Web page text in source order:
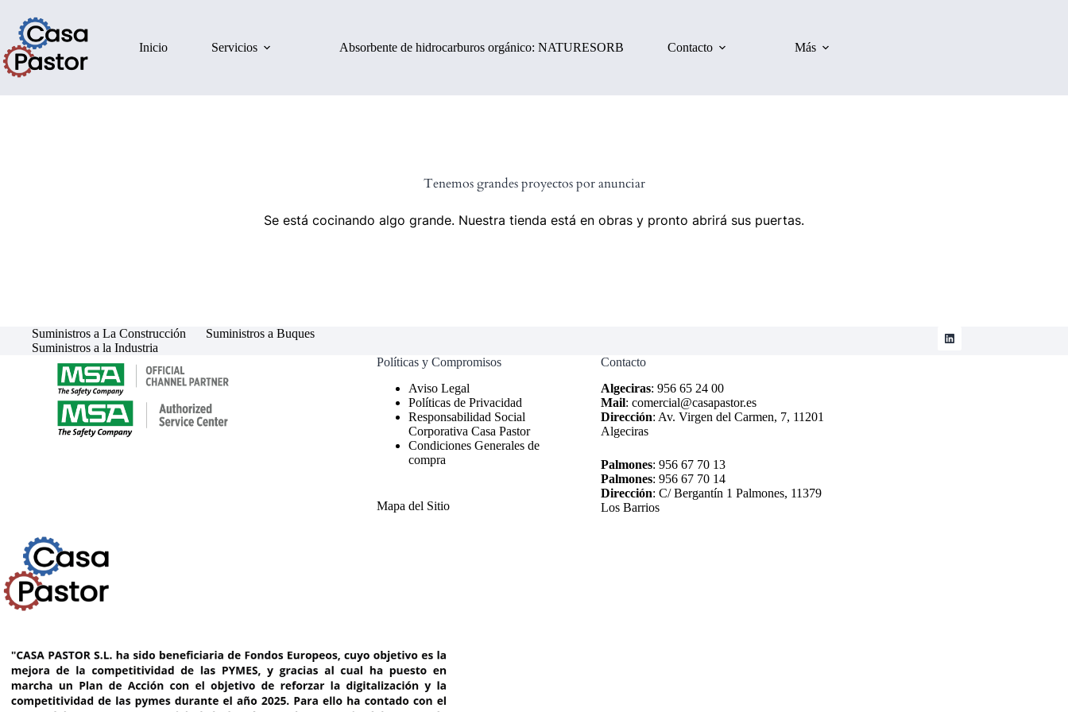
Inicio Servicios Absorbente de hidrocarburos orgánico: NATURESORB Contacto Más
Tenemos grandes proyectos por anunciar
Se está cocinando algo grande. Nuestra tienda está en obras y pronto abrirá sus puertas.
Suministros a La Construcción
Suministros a Buques
Suministros a la Industria
Políticas y Compromisos
Políticas de Privacidad
Responsabilidad Social
Corporativa Casa Pastor
Condiciones Generales de
compra
Mapa del Sitio
Contacto
Algeciras: 956 65 24 00
Mail: comercial@casapastor.es
Dirección: Av. Virgen del Carmen, 7, 11201
Algeciras
Palmones: 956 67 70 13
Palmones: 956 67 70 14
Dirección: C/ Bergantín 1 Palmones, 11379
Los Barrios